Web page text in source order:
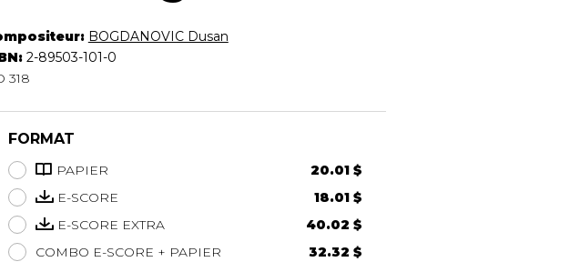
Luth
Mandoline
Orgue
Saxophone
Trombone
Trompette
Tuba
Ukulélé
Violon
BOGDANOVIC Dusan
2-89503-101-0
318
FORMAT
PAPIER
20.01 $
E-SCORE
18.01 $
E-SCORE EXTRA
40.02 $
COMBO E-SCORE + PAPIER
32.32 $